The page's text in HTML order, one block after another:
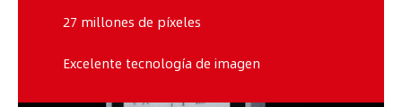
27 millones de píxeles
Excelente tecnología de imagen